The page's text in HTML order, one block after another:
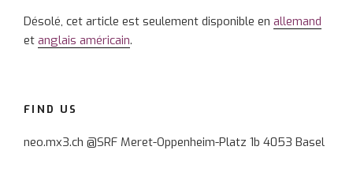
Désolé, cet article est seulement disponible en allemand
et anglais américain.
FIND US
neo.mx3.ch @SRF Meret-Oppenheim-Platz 1b 4053 Basel